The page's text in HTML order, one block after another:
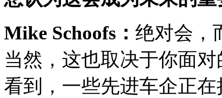
Mike Schoofs ： 绝对会，
当然，这也取决于你面
看到，一些先进车企正